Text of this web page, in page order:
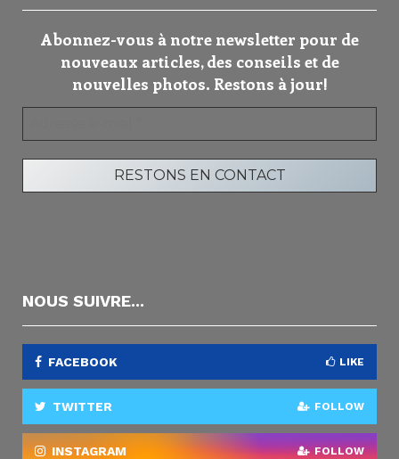
Abonnez-vous à notre newsletter pour de
nouveaux articles, des conseils et de
nouvelles photos. Restons à jour!
NOUS SUIVRE...
FACEBOOK LIKE
TWITTER FOLLOW
INSTAGRAM FOLLOW